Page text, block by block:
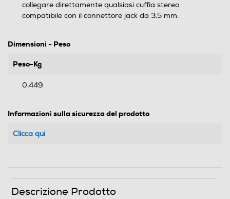
collegare direttamente qualsiasi cuffia stereo
compatibile con il connettore jack da 3,5 mm.
Dimensioni - Peso
Peso-Kg
0,449
Informazioni sulla sicurezza del prodotto
Clicca qui
Descrizione Prodotto